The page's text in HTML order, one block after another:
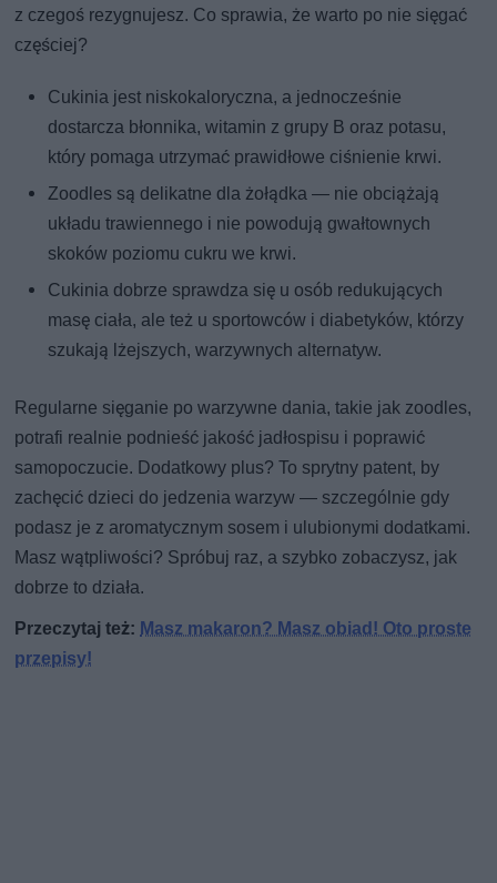
z czegoś rezygnujesz. Co sprawia, że warto po nie sięgać
częściej?
Cukinia jest niskokaloryczna, a jednocześnie
dostarcza błonnika, witamin z grupy B oraz potasu,
który pomaga utrzymać prawidłowe ciśnienie krwi.
Zoodles są delikatne dla żołądka — nie obciążają
układu trawiennego i nie powodują gwałtownych
skoków poziomu cukru we krwi.
Cukinia dobrze sprawdza się u osób redukujących
masę ciała, ale też u sportowców i diabetyków, którzy
szukają lżejszych, warzywnych alternatyw.
Regularne sięganie po warzywne dania, takie jak zoodles,
potrafi realnie podnieść jakość jadłospisu i poprawić
samopoczucie. Dodatkowy plus? To sprytny patent, by
zachęcić dzieci do jedzenia warzyw — szczególnie gdy
podasz je z aromatycznym sosem i ulubionymi dodatkami.
Masz wątpliwości? Spróbuj raz, a szybko zobaczysz, jak
dobrze to działa.
Przeczytaj też: Masz makaron? Masz obiad! Oto proste
przepisy!